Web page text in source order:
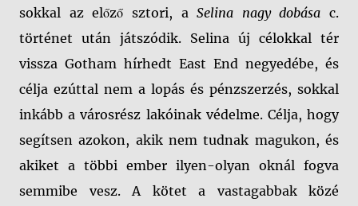
sokkal az előző sztori, aSelina nagy dobása c.
történet után játszódik. Selina új célokkal tér
vissza Gotham hírhedt East End negyedébe, és
célja ezúttal nem a lopás és pénzszerzés, sokkal
inkább a városrész lakóinak védelme. Célja, hogy
segítsen azokon, akik nem tudnak magukon, és
akiket a többi ember ilyen-olyan oknál fogva
semmibe vesz. A kötet a vastagabbak közé